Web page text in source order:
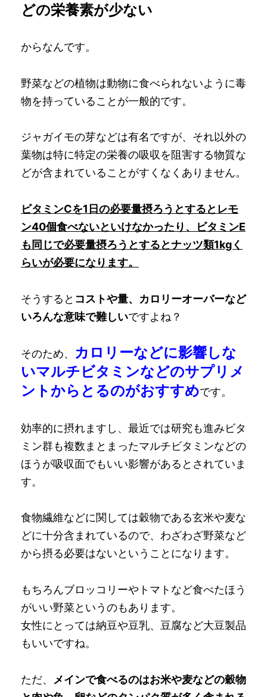
どの栄養素が少ない
からなんです。
野菜などの植物は動物に食べられないように毒
物を持っていることが一般的です。
ジャガイモの芽などは有名ですが、それ以外の
葉物は特に特定の栄養の吸収を阻害する物質な
どが含まれていることがすくなくありません。
ビタミンCを1日の必要量摂ろうとするとレモ
ン40個食べないといけなかったり、ビタミンE
も同じで必要量摂ろうとするとナッツ類1kgく
らいが必要になります。
そうすると コストや量、カロリーオーバーなど
いろんな意味で難しいですよね？
そのため、 カロリーなどに影響しな
いマルチビタミンなどのサプリメ
ントからとるのがおすすめです。
効率的に摂れますし、最近では研究も進みビタ
ミン群も複数まとまったマルチビタミンなどの
ほうが吸収面でもいい影響があるとされていま
す。
食物繊維などに関しては穀物である玄米や麦な
どに十分含まれているので、わざわざ野菜など
から摂る必要はないということになります。
もちろんブロッコリーやトマトなど食べたほう
がいい野菜というのもあります。
女性にとっては納豆や豆乳、豆腐など大豆製品
もいいですね。
ただ、
メインで食べるのはお米や麦などの穀物